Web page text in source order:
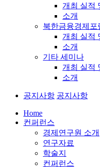
개최 실적
소개
북한금융경제포
개최 실적
소개
기타 세미나
개최 실적
소개
공지사항 공지사항
Home
컨퍼런스
경제연구원 소개
연구자료
학술지
컨퍼런스